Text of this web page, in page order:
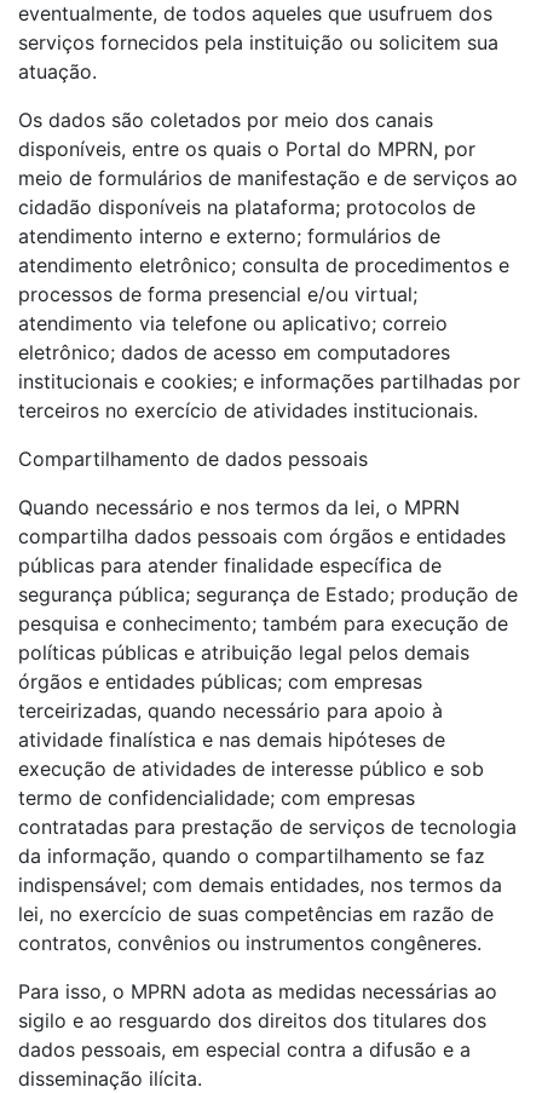
eventualmente, de todos aqueles que usufruem dos
serviços fornecidos pela instituição ou solicitem sua
atuação.
Os dados são coletados por meio dos canais
disponíveis, entre os quais o Portal do MPRN, por
meio de formulários de manifestação e de serviços ao
cidadão disponíveis na plataforma; protocolos de
atendimento interno e externo; formulários de
atendimento eletrônico; consulta de procedimentos e
processos de forma presencial e/ou virtual;
atendimento via telefone ou aplicativo; correio
eletrônico; dados de acesso em computadores
institucionais e cookies; e informações partilhadas por
terceiros no exercício de atividades institucionais.
Compartilhamento de dados pessoais
Quando necessário e nos termos da lei, o MPRN
compartilha dados pessoais com órgãos e entidades
públicas para atender finalidade específica de
segurança pública; segurança de Estado; produção de
pesquisa e conhecimento; também para execução de
políticas públicas e atribuição legal pelos demais
órgãos e entidades públicas; com empresas
terceirizadas, quando necessário para apoio à
atividade finalística e nas demais hipóteses de
execução de atividades de interesse público e sob
termo de confidencialidade; com empresas
contratadas para prestação de serviços de tecnologia
da informação, quando o compartilhamento se faz
indispensável; com demais entidades, nos termos da
lei, no exercício de suas competências em razão de
contratos, convênios ou instrumentos congêneres.
Para isso, o MPRN adota as medidas necessárias ao
sigilo e ao resguardo dos direitos dos titulares dos
dados pessoais, em especial contra a difusão e a
disseminação ilícita.